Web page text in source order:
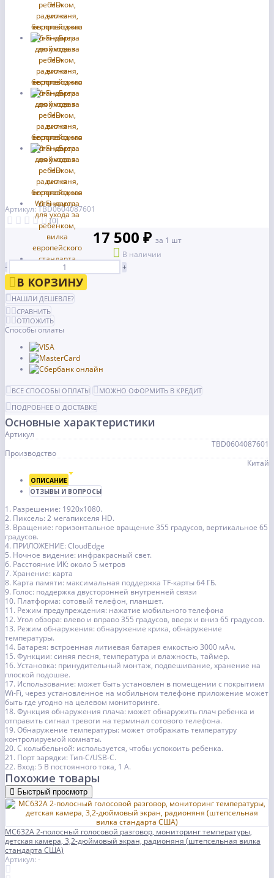
Артикул: TBD0604087601
(0)
17 500 ₽ за 1 шт
В наличии
-
+
В КОРЗИНУ
НАШЛИ ДЕШЕВЛЕ?
СРАВНИТЬ
ОТЛОЖИТЬ
Способы оплаты
ВСЕ СПОСОБЫ ОПЛАТЫ
МОЖНО ОФОРМИТЬ В КРЕДИТ
ПОДРОБНЕЕ О ДОСТАВКЕ
Основные характеристики
Артикул
TBD0604087601
Производство
Китай
ОПИСАНИЕ
ОТЗЫВЫ И ВОПРОСЫ
1. Разрешение: 1920x1080.
2. Пиксель: 2 мегапикселя HD.
3. Вращение: горизонтальное вращение 355 градусов, вертикальное 65
градусов.
4. ПРИЛОЖЕНИЕ: CloudEdge
5. Ночное видение: инфракрасный свет.
6. Расстояние ИК: около 5 метров
7. Хранение: карта
8. Карта памяти: максимальная поддержка TF-карты 64 ГБ.
9. Голос: поддержка двусторонней внутренней связи
10. Платформа: сотовый телефон, планшет.
11. Режим предупреждения: нажатие мобильного телефона
12. Угол обзора: влево и вправо 355 градусов, вверх и вниз 65 градусов.
13. Режим обнаружения: обнаружение крика, обнаружение
температуры.
14. Батарея: встроенная литиевая батарея емкостью 3000 мАч.
15. Функции: синяя песня, температура и влажность, таймер.
16. Установка: принудительный монтаж, подвешивание, хранение на
плоской подошве.
17. Использование: может быть установлен в помещении с покрытием
Wi-Fi, через установленное на мобильном телефоне приложение может
быть где угодно на целевом мониторинге.
18. Функция обнаружения плача: может обнаружить плач ребенка и
отправить сигнал тревоги на терминал сотового телефона.
19. Обнаружение температуры: может отображать температуру
контролируемой комнаты.
20. С колыбельной: используется, чтобы успокоить ребенка.
21. Порт зарядки: Тип-C/USB-C.
22. Вход: 5 В постоянного тока, 1 А.
Похожие товары
Быстрый просмотр
MC632A 2-полосный голосовой разговор, мониторинг температуры,
детская камера, 3,2-дюймовый экран, радионяня (штепсельная вилка
стандарта США)
Артикул: -